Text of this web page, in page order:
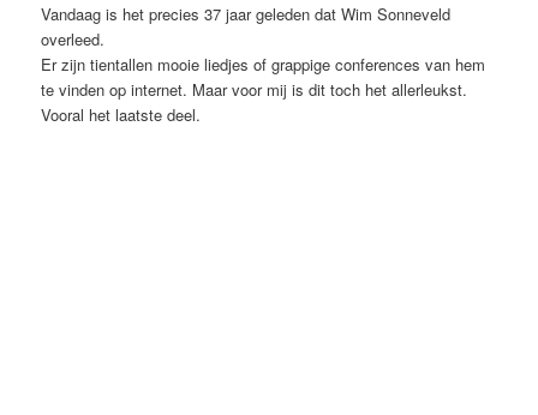
Vandaag is het precies 37 jaar geleden dat Wim Sonneveld
overleed.
Er zijn tientallen mooie liedjes of grappige conferences van hem
te vinden op internet. Maar voor mij is dit toch het allerleukst.
Vooral het laatste deel.